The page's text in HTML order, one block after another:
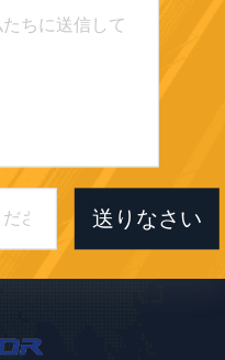
送りなさい